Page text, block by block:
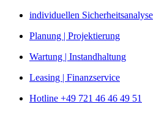
Zum
springen
individuellen Sicherheitsanalyse
Planung | Projektierung
Wartung | Instandhaltung
Leasing | Finanzservice
Hotline +49 721 46 46 49 51